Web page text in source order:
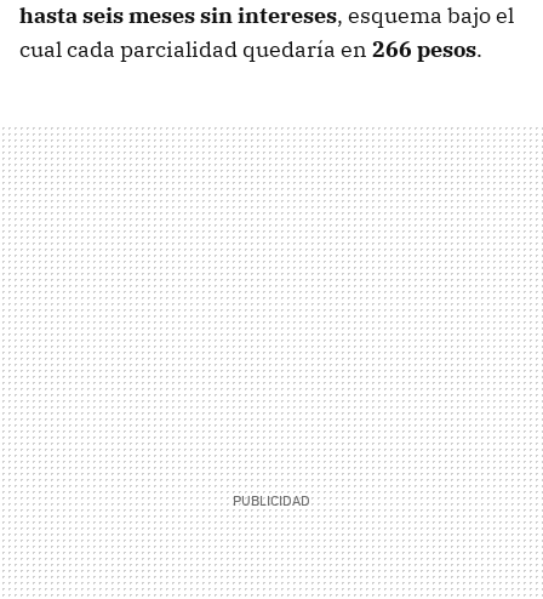
hasta seis meses sin intereses, esquema bajo el
cual cada parcialidad quedaría en 266 pesos.